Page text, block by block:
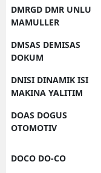
DMRGD DMR UNLU
MAMULLER
DMSAS DEMISAS
DOKUM
DNISI DINAMIK ISI
MAKINA YALITIM
DOAS DOGUS
OTOMOTIV
DOCO DO-CO